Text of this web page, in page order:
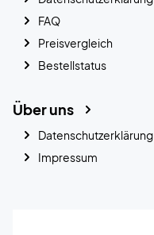
FAQ
Preisvergleich
Bestellstatus
Über uns
Datenschutzerklärung
Impressum